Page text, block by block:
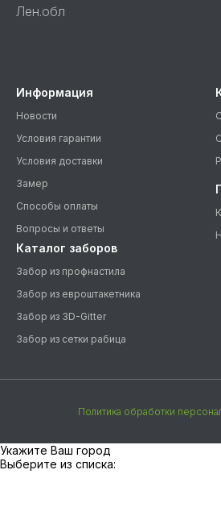
Лен.обл
Информация
Новости
Условия гарантии
Условия доставки
Замер
Способы оплаты
Вопросы и ответы
Каталог заборов
Забор из профнастила
Забор из евроштакетника
Забор из 3D-Gitter
Забор из сетки рабица
Политика обработки
Укажите Ваш город
Выберите из списка: